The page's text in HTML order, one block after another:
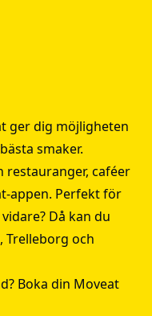
ger dig möjligheten
smaker.
restauranger, caféer
appen. Perfekt för
Då kan du
, Trelleborg och
Boka din Moveat